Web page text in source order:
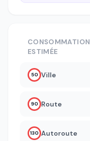
CONSOMMATION
ESTIMÉE
50 Ville
90 Route
130 Autoroute